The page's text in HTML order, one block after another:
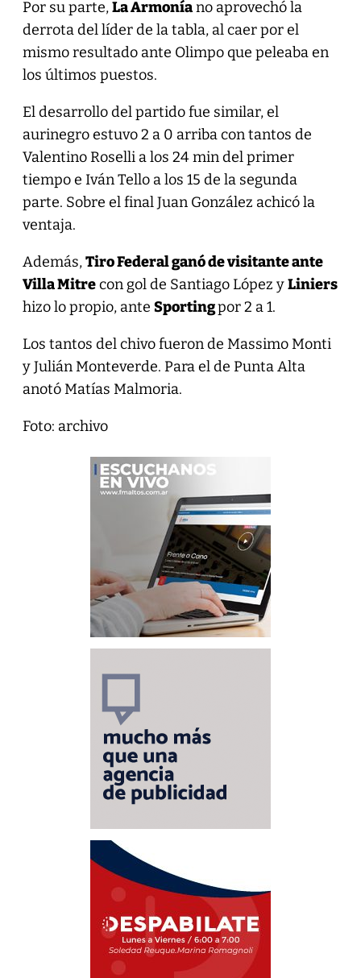
Por su parte,La Armoníano aprovechó la
derrota del líder de la tabla, al caer por el
mismo resultado ante Olimpo que peleaba en
los últimos puestos.
El desarrollo del partido fue similar, el
aurinegro estuvo 2 a 0 arriba con tantos de
Valentino Roselli a los 24 min del primer
tiempo e Iván Tello a los 15 de la segunda
parte. Sobre el final Juan González achicó la
ventaja.
Además,Tiro Federal ganó de visitante ante
Villa Mitrecon gol de Santiago López yLiniers
hizo lo propio, ante Sportingpor 2 a 1.
Los tantos del chivo fueron de Massimo Monti
y Julián Monteverde. Para el de Punta Alta
anotó Matías Malmoria.
Foto: archivo